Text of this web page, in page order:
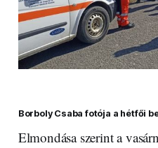
Borboly Csaba fotója a hétfői
Elmondása szerint a